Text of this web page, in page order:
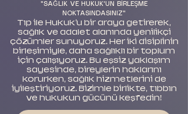
"SAĞLIK VE HUKUK'UN BİRLEŞME
NOKTASINDASINIZ"
Tıp ile Hukuk'u bir araya getirerek,
sağlık ve adalet alanında yenilikçi
çözümler sunuyoruz. Her iki disiplinin
birleşimiyle, daha sağlıklı bir toplum
için çalışıyoruz. Bu eşsiz yaklaşım
sayesinde, bireylerin haklarını
korurken, sağlık hizmetlerini de
iyileştiriyoruz. Bizimle birlikte, tıbbın
ve hukukun gücünü keşfedin!